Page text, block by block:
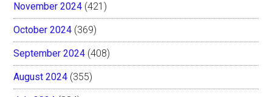
November 2024 (421)
October 2024 (369)
September 2024 (408)
August 2024 (355)